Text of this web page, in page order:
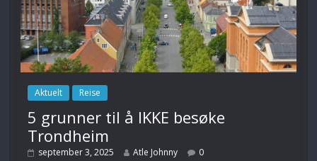
Aktuelt Reise
5 grunner til å IKKE besøke
Trondheim
september 3, 2025 Atle Johnny 0